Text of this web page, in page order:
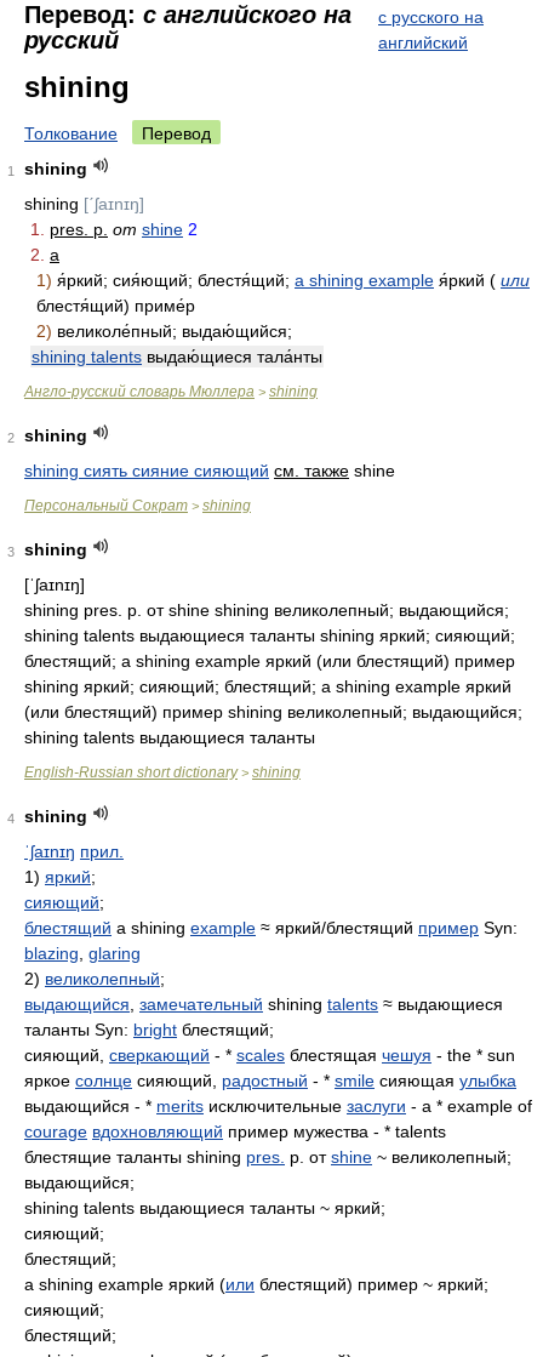
Перевод: с английского на
русский
с русского на
английский
shining
Толкование Перевод
1
shining
shining [ˊʃaɪnɪŋ]
1.
pres. p. от shine 2
2. a
1) я́ркий; сия́ющий; блестя́щий; а shining example я́ркий ( или
блестя́щий) приме́р
2) великоле́пный; выдаю́щийся;
shining talents выдаю́щиеся тала́нты
Англо-русский словарь Мюллера > shining
2
shining
shining сиять сияние сияющий см. также shine
Персональный Сократ > shining
3
shining
[ˈʃaɪnɪŋ]
shining pres. p. от shine shining великолепный; выдающийся;
shining talents выдающиеся таланты shining яркий; сияющий;
блестящий; a shining example яркий (или блестящий) пример
shining яркий; сияющий; блестящий; a shining example яркий
(или блестящий) пример shining великолепный; выдающийся;
shining talents выдающиеся таланты
English-Russian short dictionary> shining
4
shining
ˈʃaɪnɪŋ прил.
1) яркий;
сияющий;
блестящий a shining example ≈ яркий/блестящий пример Syn:
blazing glaring
2) великолепный;
выдающийся замечательный shining talents ≈ выдающиеся
таланты Syn: bright блестящий;
сияющий, сверкающий - * scales блестящая чешуя - the * sun
яркое солнце сияющий, радостный - * smile сияющая улыбка
выдающийся - * merits исключительные заслуги - a * example of
courage вдохновляющий пример мужества - * talents
блестящие таланты shining pres. p. отshine ~ великолепный;
выдающийся;
shining talents выдающиеся таланты ~ яркий;
сияющий;
блестящий;
a shining example яркий (или блестящий) пример ~ яркий;
сияющий;
блестящий;